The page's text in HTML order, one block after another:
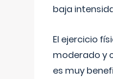
baja
El ejercicio
moderado y
es muy